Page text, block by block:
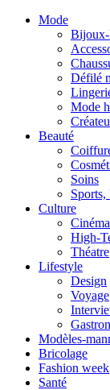
Mode
Défilé
Mode
Beauté
Soins
Sports,
Culture
Cinéma
High-
Théatre
Lifestyle
Design
Voyage
Modèles-
Bricolage
Fashion week
Santé